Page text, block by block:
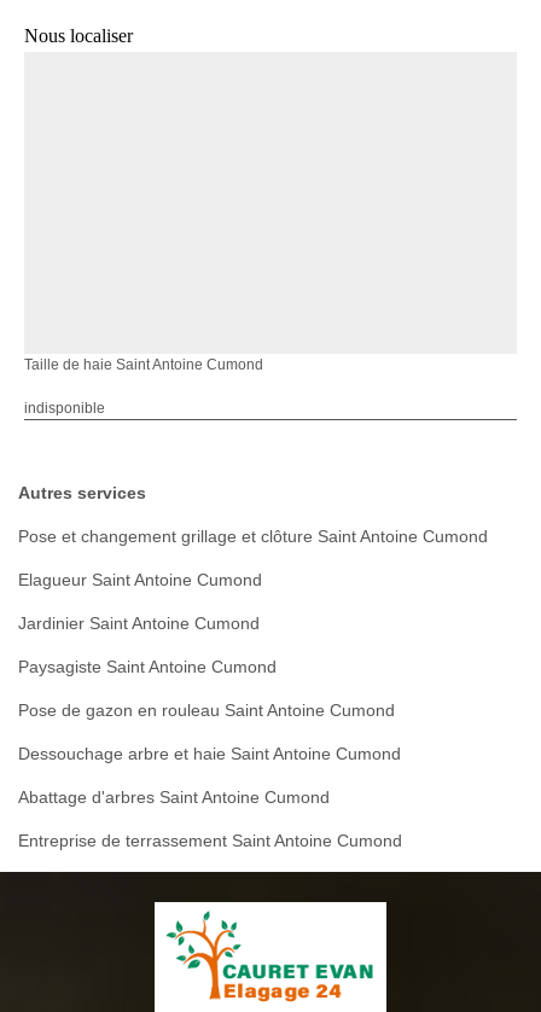
Nous localiser
Taille de haie Saint Antoine Cumond
indisponible
Autres services
Pose et changement grillage et clôture Saint Antoine Cumond
Elagueur Saint Antoine Cumond
Jardinier Saint Antoine Cumond
Paysagiste Saint Antoine Cumond
Pose de gazon en rouleau Saint Antoine Cumond
Dessouchage arbre et haie Saint Antoine Cumond
Abattage d'arbres Saint Antoine Cumond
Entreprise de terrassement Saint Antoine Cumond